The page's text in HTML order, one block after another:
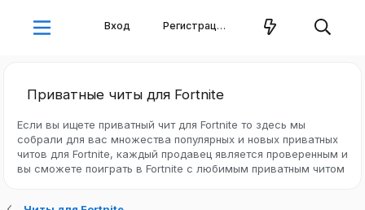
Вход Регистрация
Приватные читы для Fortnite
Если вы ищете приватный чит для Fortnite то здесь мы
собрали для вас множества популярных и новых приватных
читов для Fortnite, каждый продавец является проверенным и
вы сможете поиграть в Fortnite с любимым приватным читом